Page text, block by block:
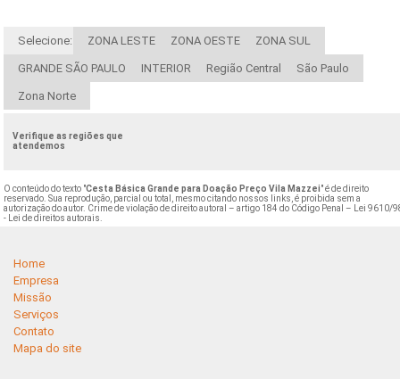
Selecione: ZONA LESTE ZONA OESTE ZONA SUL
GRANDE SÃO PAULO INTERIOR Região Central São Paulo
Zona Norte
Verifique as regiões que
atendemos
O conteúdo do texto "Cesta Básica Grande para Doação Preço Vila Mazzei" é de direito
reservado. Sua reprodução, parcial ou total, mesmo citando nossos links, é proibida sem a
autorização do autor. Crime de violação de direito autoral – artigo 184 do Código Penal –
Lei 9610/
- Lei de direitos autorais
Home
Empresa
Missão
Serviços
Contato
Mapa do site